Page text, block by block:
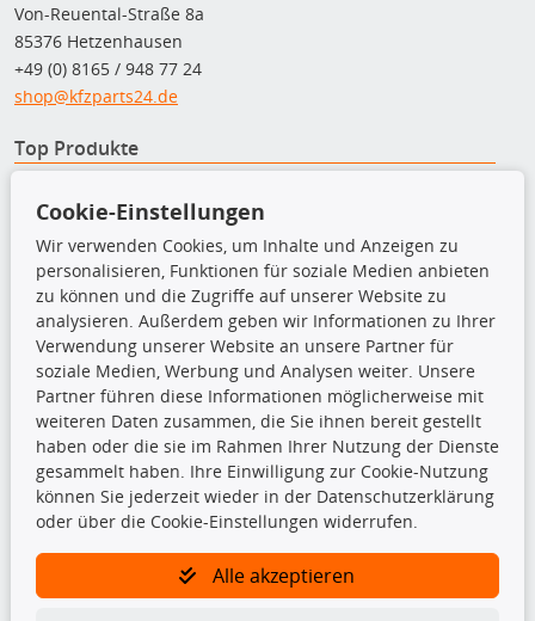
Von-Reuental-Straße 8a
85376 Hetzenhausen
+49 (0) 8165 / 948 77 24
shop@kfzparts24.de
Top Produkte
Dachgrundträger
Ersatzteile
Fahrradträger
Motoröle
Pflege- & Wartungsmittel
Schneeketten
TecDoc Inside
Die hier angezeigten Daten insbesondere die gesamte Datenbank dürfen
Cookie-Einstellungen
Wir verwenden Cookies, um Inhalte und Anzeigen zu
personalisieren, Funktionen für soziale Medien anbieten
zu können und die Zugriffe auf unserer Website zu
analysieren. Außerdem geben wir Informationen zu Ihrer
Verwendung unserer Website an unsere Partner für
soziale Medien, Werbung und Analysen weiter. Unsere
Partner führen diese Informationen möglicherweise mit
weiteren Daten zusammen, die Sie ihnen bereit gestellt
haben oder die sie im Rahmen Ihrer Nutzung der Dienste
gesammelt haben. Ihre Einwilligung zur Cookie-Nutzung
können Sie jederzeit wieder in der Datenschutzerklärung
oder über die Cookie-Einstellungen widerrufen.
Alle akzeptieren